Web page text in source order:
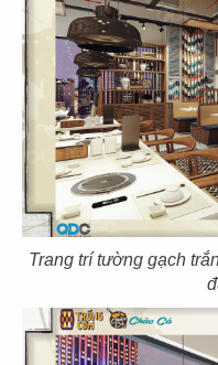
Trang trí tường gạch
49
BAOZ DIMSUM
CN Thuận Kiều - Q.5
BAOZ DIMSUM
CN Nguyễn Tri Phương